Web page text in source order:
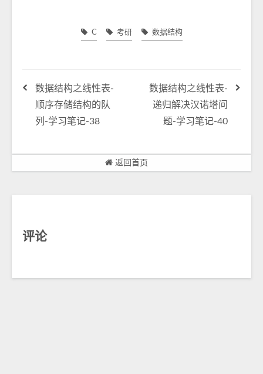
C 考研 数据结构
数据结构之线性表-
顺序存储结构的队
列-学习笔记-38
数据结构之线性表-
递归解决汉诺塔问
题-学习笔记-40
返回首页
评论